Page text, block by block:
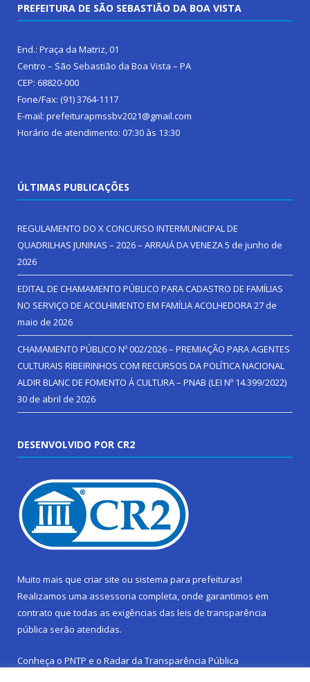
PREFEITURA DE SÃO SEBASTIÃO DA BOA VISTA
End.: Praça da Matriz, 01
Centro – São Sebastião da Boa Vista – PA
CEP: 68820-000
Fone/Fax: (91) 3764-1117
E-mail: prefeiturapmssbv2021@gmail.com
Horário de atendimento: 07:30 às 13:30
ÚLTIMAS PUBLICAÇÕES
REGULAMENTO DO X CONCURSO INTERMUNICIPAL DE
QUADRILHAS JUNINAS – 2026 – ARRAIÁ DA VENEZA5 de junho de
2026
EDITAL DE CHAMAMENTO PÚBLICO PARA CADASTRO DE FAMÍLIAS
NO SERVIÇO DE ACOLHIMENTO EM FAMÍLIA ACOLHEDORA27 de
maio de 2026
CHAMAMENTO PÚBLICO Nº 002/2026 – PREMIAÇÃO PARA AGENTES
CULTURAIS RIBEIRINHOS COM RECURSOS DA POLÍTICA NACIONAL
ALDIR BLANC DE FOMENTO Á CULTURA – PNAB (LEI Nº 14.399/2022)
30 de abril de 2026
DESENVOLVIDO POR CR2
Muito mais que criar site ou sistema para prefeituras!
Realizamos uma assessoria completa, onde garantimos em
contrato que todas as exigências das leis de transparência
pública serão atendidas.
Conheça o PNTP e o Radar da Transparência Pública